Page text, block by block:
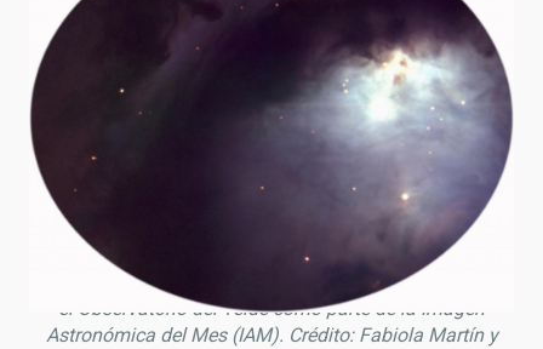
Nebulosa de emisión M78, en la constelación de Orión,
obtenida en febrero de 2006 con el telescopio IAC-80 en
el Observatorio del Teide como parte de la Imagen
Astronómica del Mes (IAM). Crédito: Fabiola Martín y